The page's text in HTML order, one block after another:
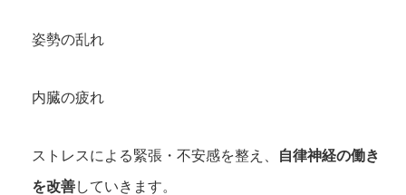
姿勢の乱れ
内臓の疲れ
ストレスによる緊張・不安感を整え、
自律神経の働き
を改善していきます。